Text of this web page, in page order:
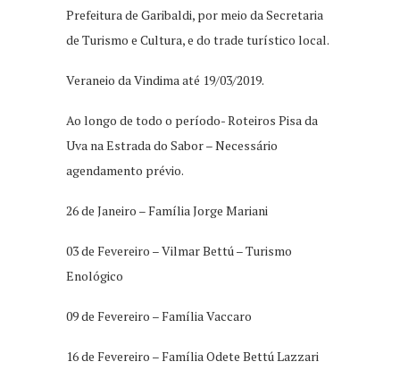
Prefeitura de Garibaldi, por meio da Secretaria
de Turismo e Cultura, e do trade turístico local.
Veraneio da Vindima até 19/03/2019.
Ao longo de todo o período- Roteiros Pisa da
Uva na Estrada do Sabor – Necessário
agendamento prévio.
26 de Janeiro – Família Jorge Mariani
03 de Fevereiro – Vilmar Bettú – Turismo
Enológico
09 de Fevereiro – Família Vaccaro
16 de Fevereiro – Família Odete Bettú Lazzari